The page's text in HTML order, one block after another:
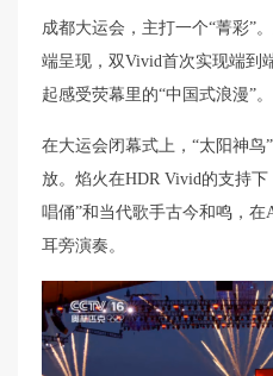
成都大运会，主打一个“菁彩”
端呈现，双Vivid首次实现端到
起感受荧幕里的“中国式浪漫”。
在大运会闭幕式上，“太阳神鸟
放。焰火在HDR Vivid的支持
唱俑”和当代歌手古今和鸣，
耳旁演奏。